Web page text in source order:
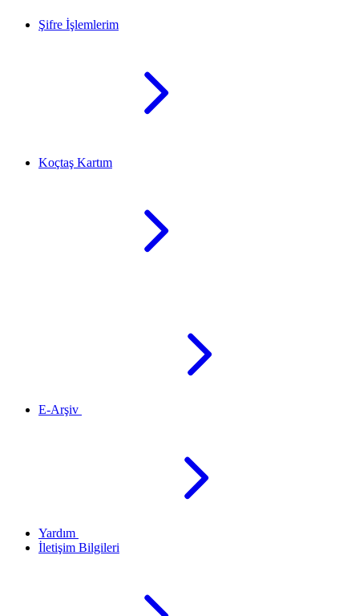
Şifre İşlemlerim
Koçtaş Kartım
E-Arşiv
Yardım
İletişim Bilgileri